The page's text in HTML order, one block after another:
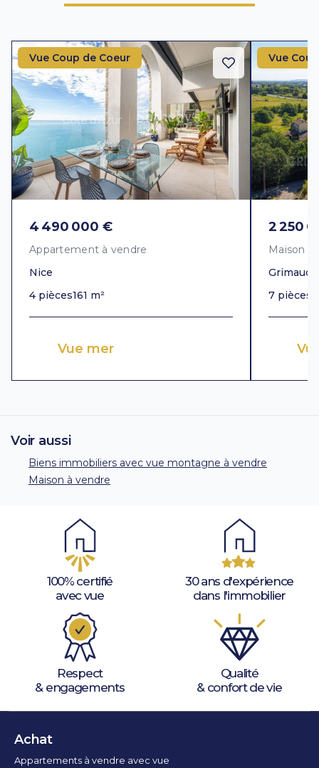
Vue Coup de Coeur
4 490 000 €
Appartement à vendre
Nice
4 pièces161 m²
Vue mer
Vue
2 250
Maison à
Grimaud
7 pièces
Voir aussi
Biens immobiliers avec vue montagne à vendre
Maison à vendre
100% certifié
avec vue
30 ans d'expérience
dans l'immobilier
Respect
& engagements
Qualité
& confort de vie
Achat
Appartements à vendre avec vue